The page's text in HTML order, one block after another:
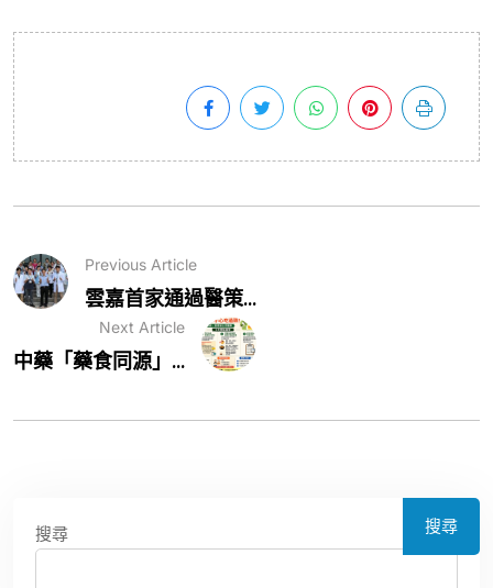
Previous Article
雲嘉首家通過醫策...
Next Article
中藥「藥食同源」...
搜尋 搜尋